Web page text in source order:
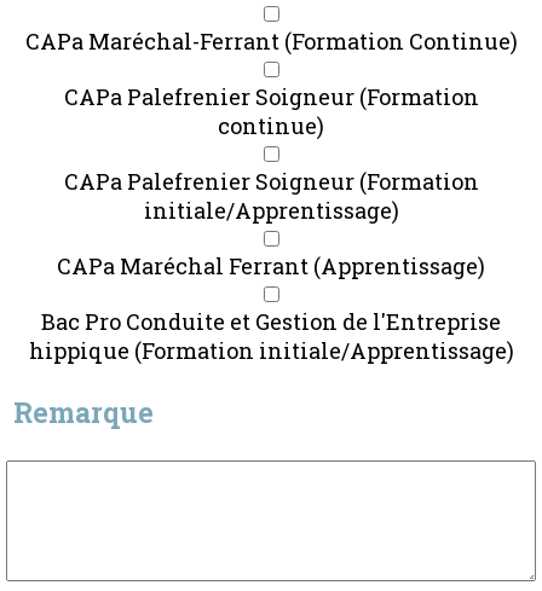
CAPa Maréchal-Ferrant (Formation Continue)
CAPa Palefrenier Soigneur (Formation
continue)
CAPa Palefrenier Soigneur (Formation
initiale/Apprentissage)
CAPa Maréchal Ferrant (Apprentissage)
Bac Pro Conduite et Gestion de l'Entreprise
hippique (Formation initiale/Apprentissage)
Remarque